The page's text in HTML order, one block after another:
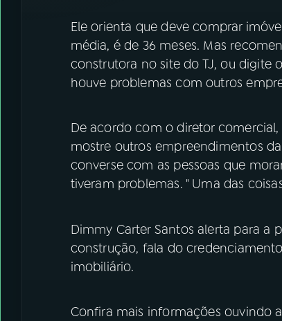
Ele orienta que deve comprar
média, é de 36 meses. Mas
construtora no site do TJ, ou digite
houve problemas com outros
De acordo com o diretor
mostre outros empreendimentos
converse com as pessoas que
tiveram problemas. " Uma das
Dimmy Carter Santos alerta para a
construção, fala do
imobiliário.
Confira mais informações ouvindo